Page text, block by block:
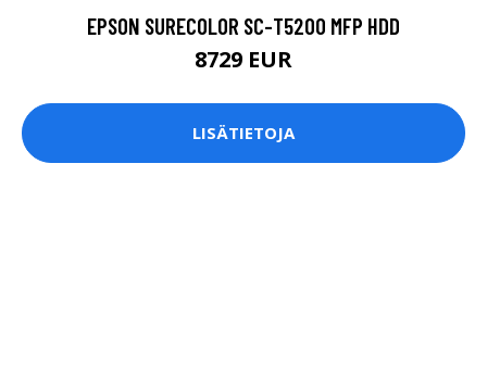
EPSON SURECOLOR SC-T5200 MFP HDD
8729 EUR
LISÄTIETOJA